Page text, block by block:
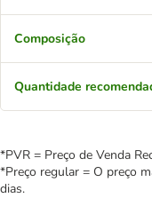
Composição
Quantidade
*PVR = Preço de Venda
*Preço regular = O preço
dias.